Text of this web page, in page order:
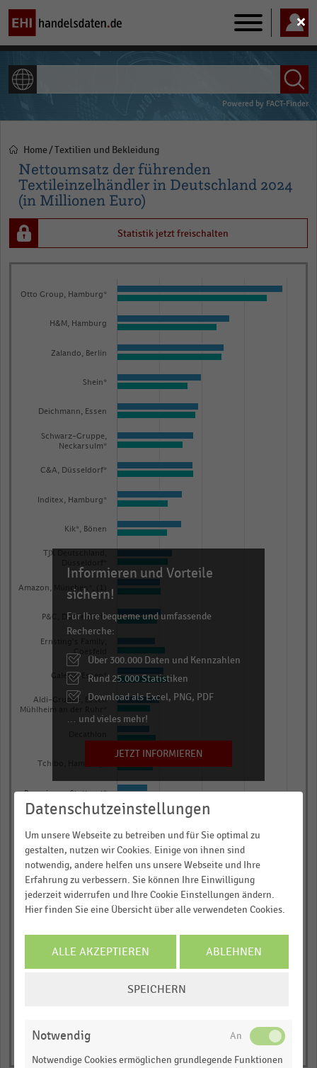
Main
navigation
Powered by FACT-Finder
Pfadnavigation
Home Textilien und Bekleidung
Nettoumsatz der führenden
Textileinzelhändler in Deutschland 2024
(in Millionen Euro)
Statistik jetzt freischalten
chart
categories.
categories.
chart
displaying
Textilumsätze
(netto)
Euro.
Range:
to
1.02669.
View
table.
graphic.
Otto Group, Hamburg*
H&M, Hamburg
Zalando, Berlin
Shein*
Deichmann, Essen
Schwarz-Gruppe,
Neckarsulm*
C&A, Düsseldorf*
Inditex, Hamburg*
Kik*, Bönen
TJX Deutschland,
Amazon, München*, (1)
P&C, Düsseldorf*
Ernsting's Family,
Coesfeld
Galeria, Essen*
Aldi-Gruppe, Essen
Mühlheim an der Ruhr*
Tchibo, Hamburg*
Breuninger, Stuttgart*
Best Secret, Aschheim
0,00 0,25 0,50 0,75
Informieren und Vorteile
sichern!
Für Ihre bequeme und umfassende
Recherche:
Über 300.000 Daten und Kennzahlen
Rund 25.000 Statistiken
Download als Excel, PNG, PDF
… und vieles mehr!
JETZT INFORMIEREN
Datenschutzeinstellungen
Um unsere Webseite zu betreiben und für Sie optimal zu
gestalten, nutzen wir Cookies. Einige von ihnen sind
notwendig, andere helfen uns unsere Webseite und Ihre
Erfahrung zu verbessern. Sie können Ihre Einwilligung
jederzeit widerrufen und Ihre Cookie Einstellungen ändern.
Hier finden Sie eine Übersicht über alle verwendeten Cookies.
ALLE AKZEPTIEREN ABLEHNEN
SPEICHERN
Notwendig
Notwendige Cookies ermöglichen grundlegende Funktionen